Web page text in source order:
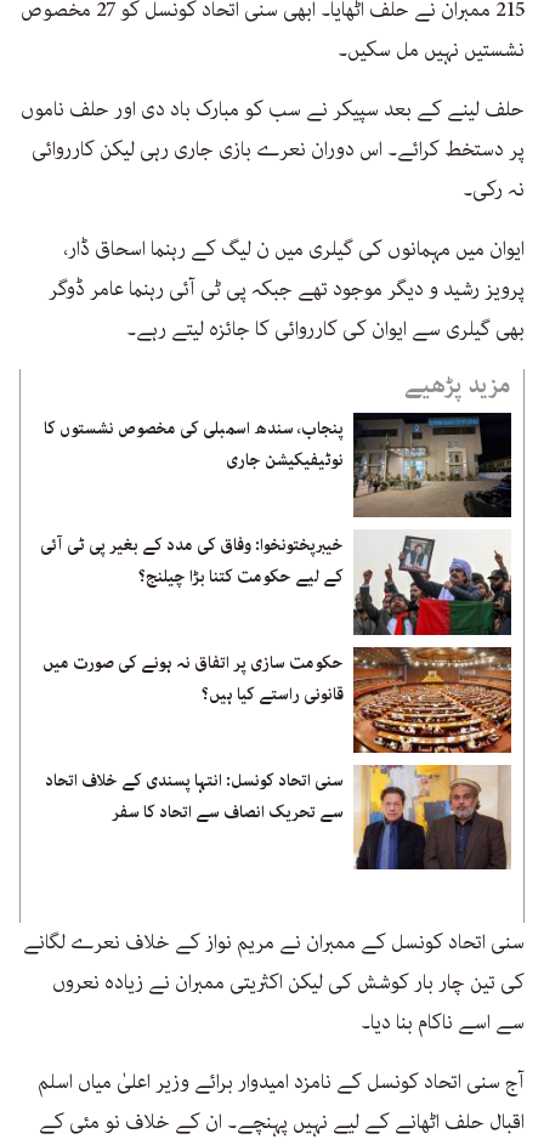
215 ممبران نے حلف اٹھایا۔ ابھی سنی اتحاد کونسل کو 27 مخصوص
نشستیں نہیں مل سکیں۔
حلف لینے کے بعد سپیکر نے سب کو مبارک باد دی اور حلف ناموں
پر دستخط کرائے۔ اس دوران نعرے بازی جاری رہی لیکن کارروائی
نہ رکی۔
ایوان میں مہمانوں کی گیلری میں ن لیگ کے رہنما اسحاق ڈار،
پرویز رشید و دیگر موجود تھے جبکہ پی ٹی آئی رہنما عامر ڈوگر
بھی گیلری سے ایوان کی کارروائی کا جائزہ لیتے رہے۔
مزید پڑھیے
پنجاب، سندھ اسمبلی کی مخصوص نشستوں کا
نوٹیفیکیشن جاری
خیبرپختونخوا: وفاق کی مدد کے بغیر پی ٹی آئی
کے لیے حکومت کتنا بڑا چیلنج؟
حکومت سازی پر اتفاق نہ ہونے کی صورت میں
قانونی راستے کیا ہیں؟
سنی اتحاد کونسل: انتہا پسندی کے خلاف اتحاد
سے تحریک انصاف سے اتحاد کا سفر
سنی اتحاد کونسل کے ممبران نے مریم نواز کے خلاف نعرے لگانے
کی تین چار بار کوشش کی لیکن اکثریتی ممبران نے زیادہ نعروں
سے اسے ناکام بنا دیا۔
آج سنی اتحاد کونسل کے نامزد امیدوار برائے وزیر اعلیٰ میاں اسلم
اقبال حلف اٹھانے کے لیے نہیں پہنچے۔ ان کے خلاف نو مئی کے